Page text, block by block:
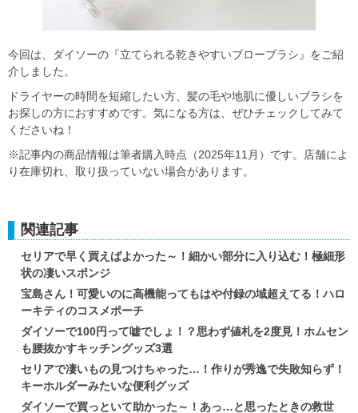
今回は、ダイソーの『立てられる乾きやすいブローブラシ』をご紹
介しました。
ドライヤーの時間を短縮したい方、髪の毛や地肌に優しいブラシを
お探しの方におすすめです。気になる方は、ぜひチェックしてみて
くださいね！
※記事内の商品情報は筆者購入時点（2025年11月）です。店舗によ
り在庫切れ、取り扱っていない場合があります。
関連記事
セリアで早く買えばよかった～！細かい部分に入り込む！極細形
状の凄いスポンジ
宝島さん！可愛いのに高機能ってもはや付録の域超えてる！ハロ
ーキティのコスメポーチ
ダイソーで100円って嘘でしょ！？思わず値札を2度見！ホムセン
も腰抜かすキッチングッズ3選
セリアで凄いもの見つけちゃった…！作りが秀逸で失敗知らず！
キーホルダーみたいな便利グッズ
ダイソーで買っといて助かった～！あっ…と思ったときの救世